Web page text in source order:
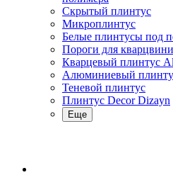
Скрытый плинтус
Микроплинтус
Белые плинтусы под
Пороги для
Кварцевый плинтус
Алюминиевый
Теневой плинтус
Плинтус Decor Dizayn
Еще